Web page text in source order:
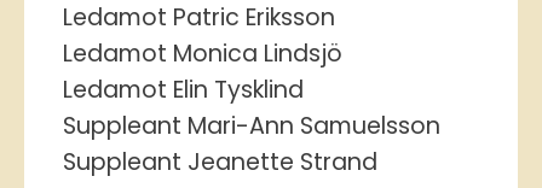
Ledamot Patric Eriksson
Ledamot Monica Lindsjö
Ledamot Elin Tysklind
Suppleant Mari-Ann Samuelsson
Suppleant Jeanette Strand